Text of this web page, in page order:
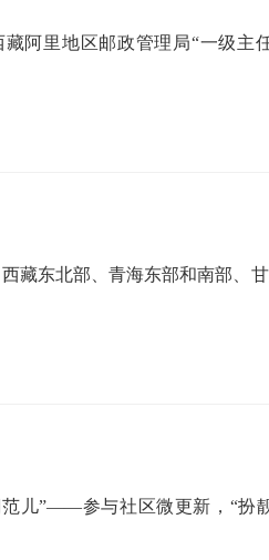
阿里地区邮政管理局“一级主
藏东北部、青海东部和南部、
儿”——参与社区微更新，“扮